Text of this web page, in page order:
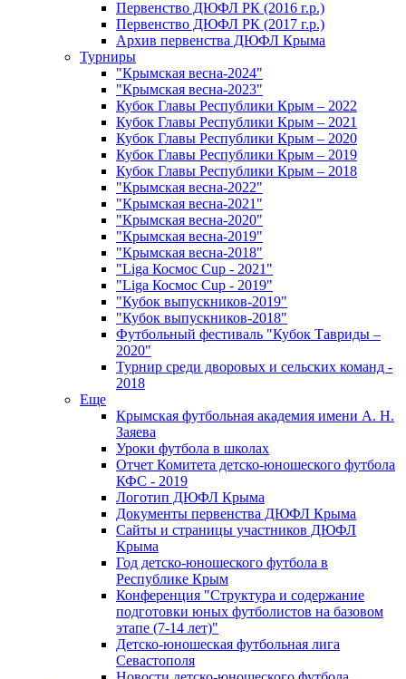
Первенство ДЮФЛ РК (2016 г.р.)
Первенство ДЮФЛ РК (2017 г.р.)
Архив первенства ДЮФЛ Крыма
Турниры
"Крымская весна-2024"
"Крымская весна-2023"
Кубок Главы Республики Крым – 2022
Кубок Главы Республики Крым – 2021
Кубок Главы Республики Крым – 2020
Кубок Главы Республики Крым – 2019
Кубок Главы Республики Крым – 2018
"Крымская весна-2022"
"Крымская весна-2021"
"Крымская весна-2020"
"Крымская весна-2019"
"Крымская весна-2018"
"Liga Космос Cup - 2021"
"Liga Космос Cup - 2019"
"Кубок выпускников-2019"
"Кубок выпускников-2018"
Футбольный фестиваль "Кубок Тавриды –
2020"
Турнир среди дворовых и сельских команд -
2018
Еще
Крымская футбольная академия имени А. Н.
Заяева
Уроки футбола в школах
Отчет Комитета детско-юношеского футбола
КФС - 2019
Логотип ДЮФЛ Крыма
Документы первенства ДЮФЛ Крыма
Сайты и страницы участников ДЮФЛ
Крыма
Год детско-юношеского футбола в
Республике Крым
Конференция "Структура и содержание
подготовки юных футболистов на базовом
этапе (7-14 лет)"
Детско-юношеская футбольная лига
Севастополя